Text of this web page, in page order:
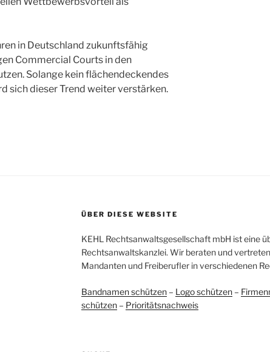
in Deutschland zukunftsfähig
Commercial Courts in den
Solange kein flächendeckendes
sich dieser Trend weiter verstärken.
ÜBER DIESE WEBSITE
KEHL Rechtsanwaltsgesellschaft mbH ist eine
Rechtsanwaltskanzlei. Wir beraten und
Mandanten und Freiberufler in verschiedenen
Bandnamen schützen– Logo schützen–
schützen– Prioritätsnachweis